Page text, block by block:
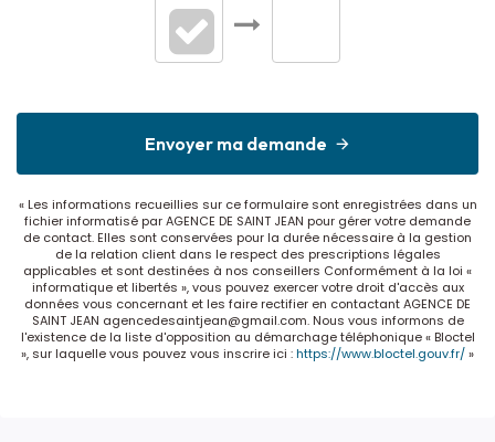
Envoyer ma demande
« Les informations recueillies sur ce formulaire sont enregistrées dans un
fichier informatisé par AGENCE DE SAINT JEAN pour gérer votre demande
de contact. Elles sont conservées pour la durée nécessaire à la gestion
de la relation client dans le respect des prescriptions légales
applicables et sont destinées à nos conseillers Conformément à la loi «
informatique et libertés », vous pouvez exercer votre droit d'accès aux
données vous concernant et les faire rectifier en contactant AGENCE DE
SAINT JEAN agencedesaintjean@gmail.com. Nous vous informons de
l'existence de la liste d'opposition au démarchage téléphonique « Bloctel
», sur laquelle vous pouvez vous inscrire ici :https://www.bloctel.gouv.fr/»